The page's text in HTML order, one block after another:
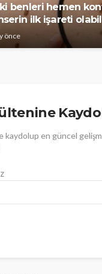
benleri hemen
ilk işareti
önce
kaydolup en güncel